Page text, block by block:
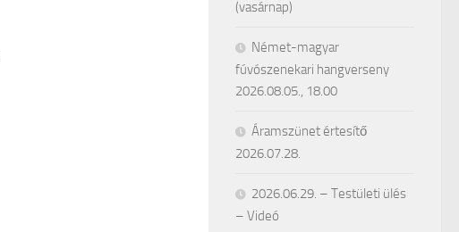
(vasárnap)
Német-magyar
fúvószenekari hangverseny
2026.08.05., 18.00
Áramszünet értesítő
2026.07.28.
2026.06.29. – Testületi ülés
– Videó